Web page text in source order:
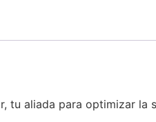
tu aliada para optimizar la